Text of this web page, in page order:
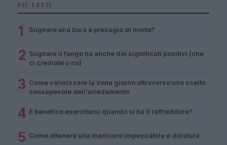
PIÙ LETTI
1 Sognare una bara è presagio di morte?
2 Sognare il fango ha anche dei significati positivi (che
ci crediate o no)
3 Come valorizzare la zona giorno attraverso una scelta
consapevole dell’arredamento
4 È benefico esercitarsi quando si ha il raffreddore?
5 Come ottenere una manicure impeccabile e duratura